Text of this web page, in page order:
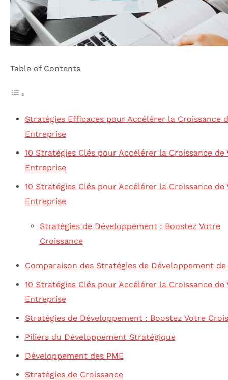
Table of Contents
Stratégies Efficaces pour Accélérer la Croissance
Entreprise
10 Stratégies Clés pour Accélérer la Croissance de
Entreprise
10 Stratégies Clés pour Accélérer la Croissance de
Entreprise
Stratégies de Développement : Boostez Votre
Croissance
Comparaison des Stratégies de Développement
10 Stratégies Clés pour Accélérer la Croissance de
Entreprise
Stratégies de Développement : Boostez Votre
Piliers du Développement Stratégique
Développement des PME
Stratégies de Croissance